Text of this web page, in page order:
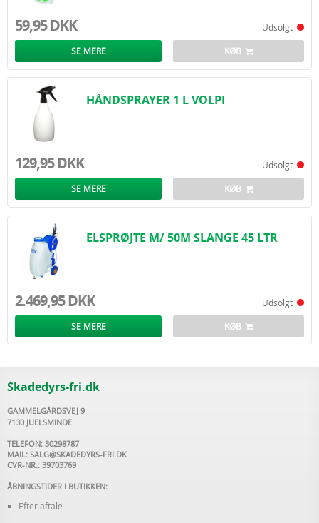
59,95 DKK Udsolgt
SE MERE KØB
HÅNDSPRAYER 1 L VOLPI
129,95 DKK Udsolgt
SE MERE KØB
ELSPRØJTE M/ 50M SLANGE 45 LTR
2.469,95 DKK Udsolgt
SE MERE KØB
Skadedyrs-fri.dk
GAMMELGÅRDSVEJ 9
7130 JUELSMINDE
TELEFON: 30298787
MAIL: SALG@SKADEDYRS-FRI.DK
CVR-NR.: 39703769
ÅBNINGSTIDER I BUTIKKEN:
Efter aftale